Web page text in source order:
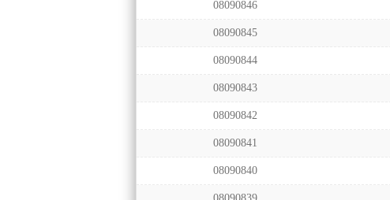
08090846
08090845
08090844
08090843
08090842
08090841
08090840